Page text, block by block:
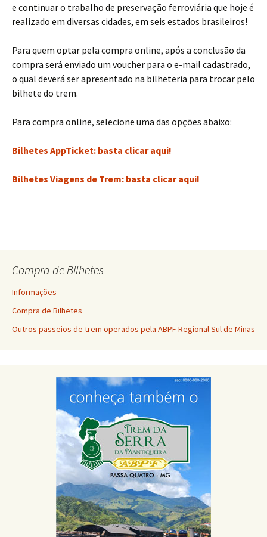
e continuar o trabalho de preservação ferroviária que hoje é
realizado em diversas cidades, em seis estados brasileiros!
Para quem optar pela compra online, após a conclusão da
compra será enviado um voucher para o e-mail cadastrado,
o qual deverá ser apresentado na bilheteria para trocar pelo
bilhete do trem.
Para compra online, selecione uma das opções abaixo:
Bilhetes AppTicket: basta clicar aqui!
Bilhetes Viagens de Trem: basta clicar aqui!
Compra de Bilhetes
Informações
Compra de Bilhetes
Outros passeios de trem operados pela ABPF Regional Sul de Minas